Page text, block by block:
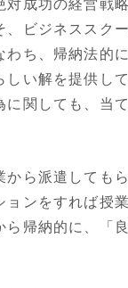
成功の経営戦
ビジネススク
ち、帰納法的
い解を提供し
関しても、当
ら派遣しても
ンをすれば授
帰納的に、「